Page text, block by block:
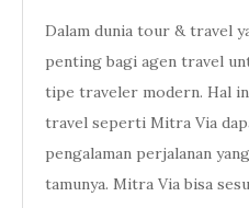
Dalam dunia tour & travel
penting bagi agen travel
tipe traveler modern. Hal
travel seperti Mitra Via
pengalaman perjalanan
tamunya. Mitra Via bisa